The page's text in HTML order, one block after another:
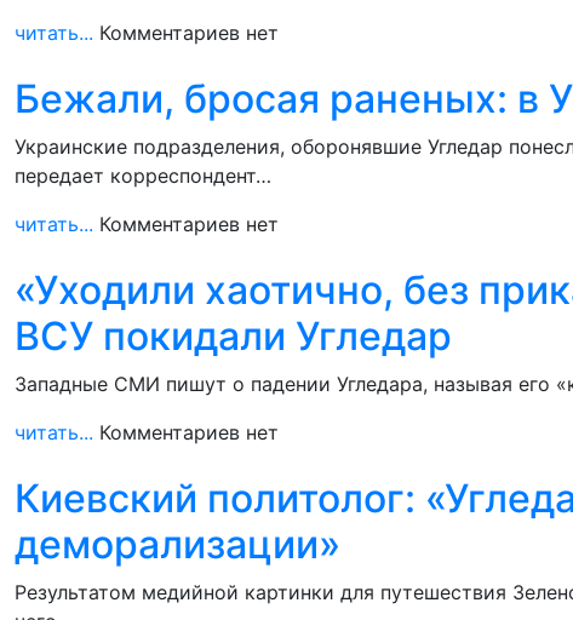
читать... Комментариев нет
Бежали, бросая раненых: в
Украинские подразделения, оборонявшие Угледар
передает корреспондент…
читать... Комментариев нет
«Уходили хаотично, без
ВСУ покидали Угледар
Западные СМИ пишут о падении Угледара, называя его
читать... Комментариев нет
Киевский политолог:
деморализации»
Результатом медийной картинки для путешествия